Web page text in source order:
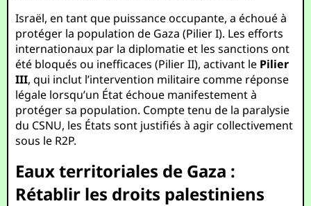
Israël, en tant que puissance occupante, a échoué à
protéger la population de Gaza (Pilier I). Les efforts
internationaux par la diplomatie et les sanctions ont
été bloqués ou inefficaces (Pilier II), activant le Pilier
III, qui inclut l’intervention militaire comme réponse
légale lorsqu’un État échoue manifestement à
protéger sa population. Compte tenu de la paralysie
du CSNU, les États sont justifiés à agir collectivement
sous le R2P.
Eaux territoriales de Gaza :
Rétablir les droits palestiniens